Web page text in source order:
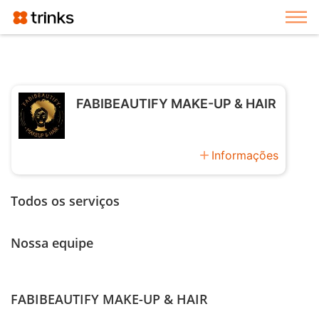
FABIBEAUTIFY MAKE-UP & HAIR
add Informações
Todos os serviços
Nossa equipe
FABIBEAUTIFY MAKE-UP & HAIR